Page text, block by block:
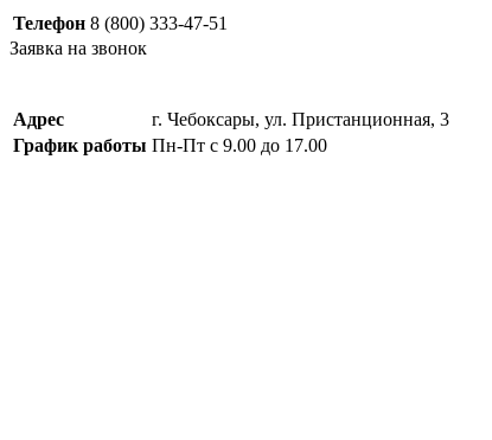
Телефон 8 (800) 333-47-51
Заявка на звонок
Адрес
г. Чебоксары, ул. Пристанционная, 3
График работы Пн-Пт с 9.00 до 17.00